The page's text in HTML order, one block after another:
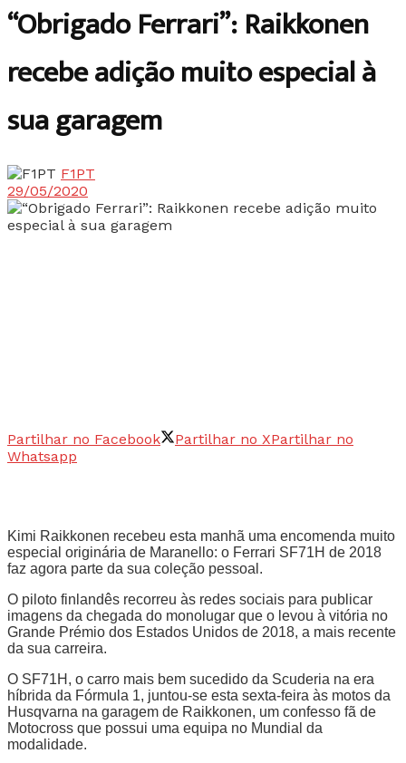
“Obrigado Ferrari”: Raikkonen
recebe adição muito especial à
sua garagem
F1PT
29/05/2020
Partilhar no Facebook Partilhar no XPartilhar no
Whatsapp
Kimi Raikkonen recebeu esta manhã uma encomenda muito
especial originária de Maranello: o Ferrari SF71H de 2018
faz agora parte da sua coleção pessoal.
O piloto finlandês recorreu às redes sociais para publicar
imagens da chegada do monolugar que o levou à vitória no
Grande Prémio dos Estados Unidos de 2018, a mais recente
da sua carreira.
O SF71H, o carro mais bem sucedido da Scuderia na era
híbrida da Fórmula 1, juntou-se esta sexta-feira às motos da
Husqvarna na garagem de Raikkonen, um confesso fã de
Motocross que possui uma equipa no Mundial da
modalidade.